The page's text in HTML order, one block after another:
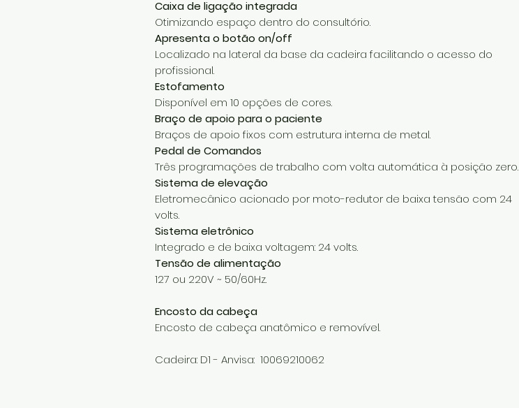
Caixa de ligação integrada
Otimizando espaço dentro do consultório.
Apresenta o botão on/off
Localizado na lateral da base da cadeira facilitando o acesso do
profissional.
Estofamento
Disponível em 10 opções de cores.
Braço de apoio para o paciente
Braços de apoio fixos com estrutura interna de metal.
Pedal de Comandos
Três programações de trabalho com volta automática à posição zero.
Sistema de elevação
Eletromecânico acionado por moto-redutor de baixa tensão com 24
volts.
Sistema eletrônico
Integrado e de baixa voltagem: 24 volts.
Tensão de alimentação
127 ou 220V ~ 50/60Hz.
Encosto da cabeça
Encosto de cabeça anatômico e removível.
Cadeira: D1 - Anvisa: 10069210062